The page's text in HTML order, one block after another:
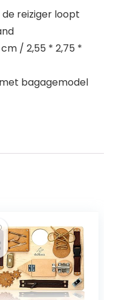
reiziger loopt
cm / 2,55 * 2,75 *
bagagemodel